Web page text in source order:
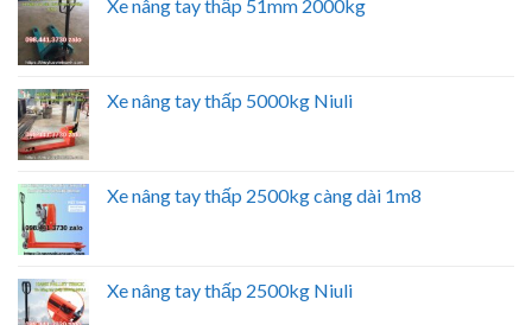
Xe nâng tay thấp 51mm 2000kg
Xe nâng tay thấp 5000kg Niuli
Xe nâng tay thấp 2500kg càng dài 1m8
Xe nâng tay thấp 2500kg Niuli